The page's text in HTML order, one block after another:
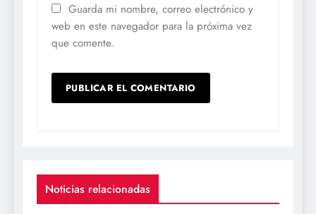
Guarda mi nombre, correo electrónico y
web en este navegador para la próxima vez
que comente.
Noticias relacionadas